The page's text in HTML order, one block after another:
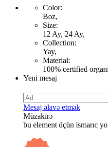
Color:
Boz,
Size:
12 Ay, 24 Ay,
Collection:
Yay,
Material:
100% certified
Yeni mesaj
Mesaj əlavə etmək
Müzakirə
bu element üçün ismarıc